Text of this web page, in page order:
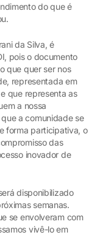
do que é
da Silva, é
pois o documento
que quer ser nos
representada em
que representa as
a nossa
a comunidade se
forma participativa, o
das
inovador de
disponibilizado
semanas.
se envolveram com
vivê-lo em